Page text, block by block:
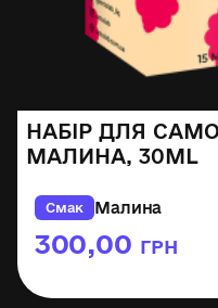
НАБІР ДЛЯ
МАЛИНА, 30ML
Смак Малина
300,00 ГРН